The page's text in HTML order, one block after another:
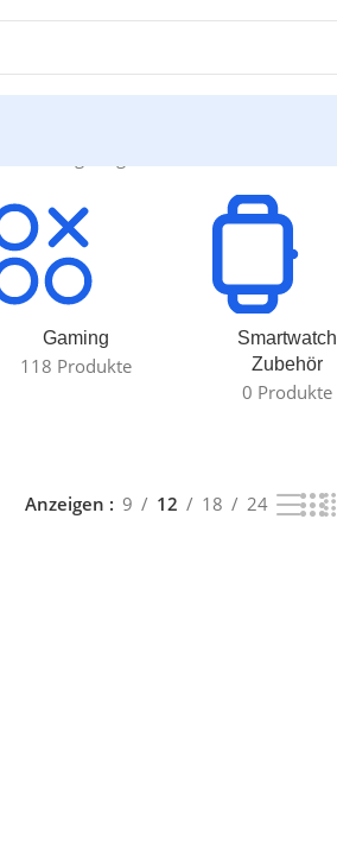
Gaming
118 Produkte
Smartwatch
Zubehör
0 Produkte
Anzeigen 9 12 18 24